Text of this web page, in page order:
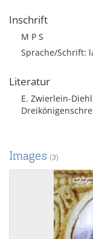
Inschrift
M P S
Sprache/Schrift:
Literatur
E. Zwierlein-
Images (3)